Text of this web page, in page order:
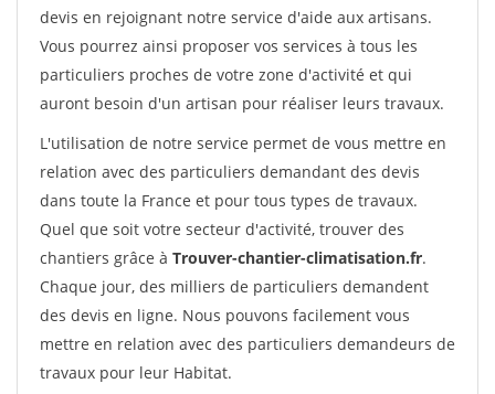
devis en rejoignant notre service d'aide aux artisans.
Vous pourrez ainsi proposer vos services à tous les
particuliers proches de votre zone d'activité et qui
auront besoin d'un artisan pour réaliser leurs travaux.
L'utilisation de notre service permet de vous mettre en
relation avec des particuliers demandant des devis
dans toute la France et pour tous types de travaux.
Quel que soit votre secteur d'activité, trouver des
chantiers grâce à Trouver-chantier-climatisation.fr.
Chaque jour, des milliers de particuliers demandent
des devis en ligne. Nous pouvons facilement vous
mettre en relation avec des particuliers demandeurs de
travaux pour leur Habitat.